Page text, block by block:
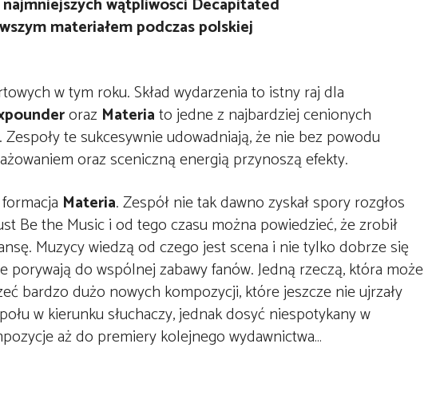
w tym roku. Skład wydarzenia to istny raj dla
oraz Materiato jedne z najbardziej cenionych
te sukcesywnie udowadniają, że nie bez powodu
oraz sceniczną energią przynoszą efekty.
Materia. Zespół nie tak dawno zyskał spory rozgłos
Be the Music i od tego czasu można powiedzieć, że zrobił
Muzycy wiedzą od czego jest scena i nie tylko dobrze się
do wspólnej zabawy fanów. Jedną rzeczą, która może
bardzo dużo nowych kompozycji, które jeszcze nie ujrzały
w kierunku słuchaczy, jednak dosyć niespotykany w
aż do premiery kolejnego wydawnictwa…